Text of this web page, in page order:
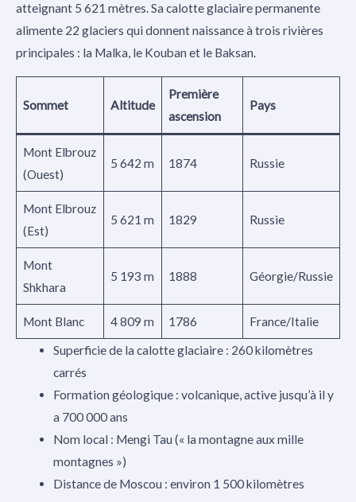
atteignant 5 621 mètres. Sa calotte glaciaire permanente
alimente 22 glaciers qui donnent naissance à trois rivières
principales : la Malka, le Kouban et le Baksan.
Sommet Altitude
Première
ascension
Pays
Mont Elbrouz
(Ouest)
5 642 m 1874 Russie
Mont Elbrouz
(Est)
5 621 m 1829 Russie
Mont
Shkhara
5 193 m 1888 Géorgie/Russie
Mont Blanc 4 809 m 1786
France/Italie
Superficie de la calotte glaciaire : 260 kilomètres
carrés
Formation géologique : volcanique, active jusqu’à il y
a 700 000 ans
Nom local : Mengi Tau (« la montagne aux mille
montagnes »)
Distance de Moscou : environ 1 500 kilomètres